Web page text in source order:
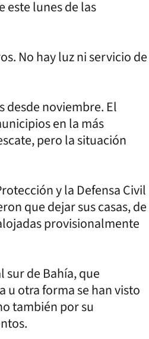
este lunes de las
No hay luz ni servicio de
desde noviembre. El
en la más
pero la situación
y la Defensa Civil
que dejar sus casas, de
provisionalmente
sur de Bahía, que
u otra forma se han visto
también por su